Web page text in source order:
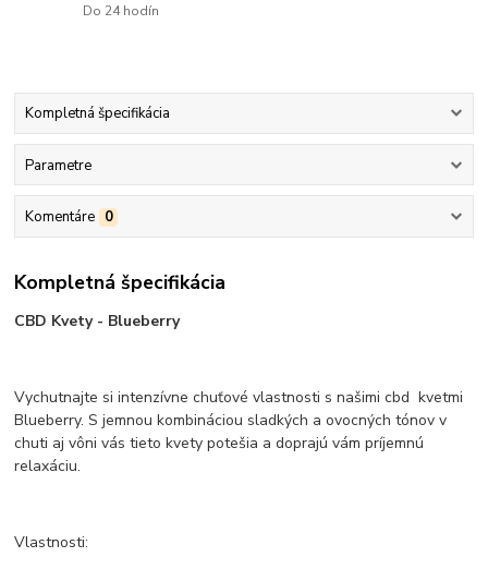
Do 24 hodín
Kompletná špecifikácia
Parametre
Komentáre 0
Kompletná špecifikácia
CBD Kvety - Blueberry
Vychutnajte si intenzívne chuťové vlastnosti s našimi cbd kvetmi
Blueberry. S jemnou kombináciou sladkých a ovocných tónov v
chuti aj vôni vás tieto kvety potešia a doprajú vám príjemnú
relaxáciu.
Vlastnosti: